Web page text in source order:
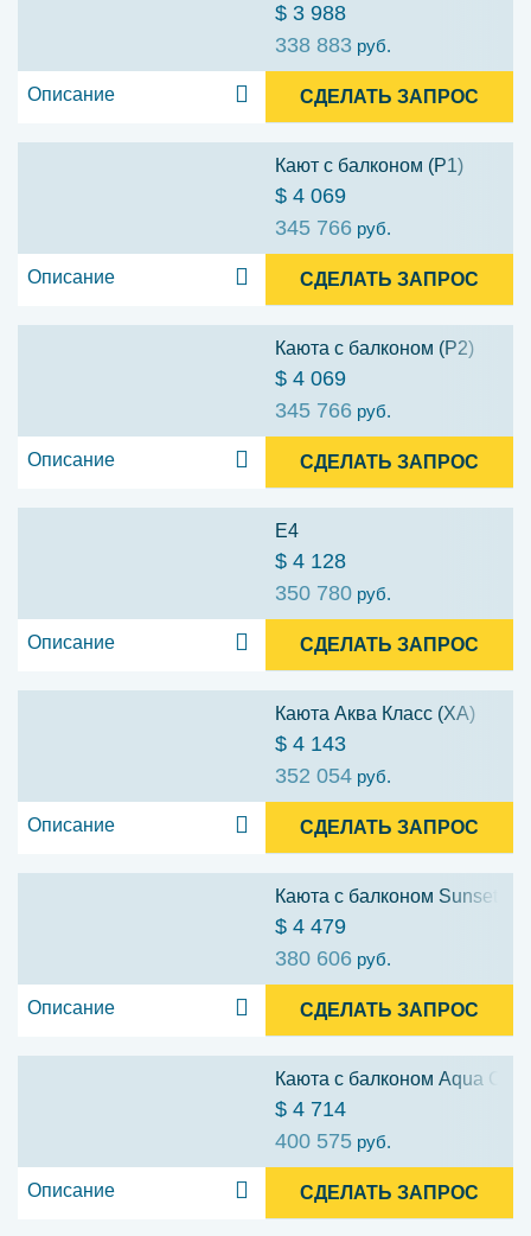
$ 3 988
338 883 руб.
Описание СДЕЛАТЬ ЗАПРОС
Кают с балконом (P1)
$ 4 069
345 766 руб.
Описание СДЕЛАТЬ ЗАПРОС
Каюта с балконом (P2)
$ 4 069
345 766 руб.
Описание СДЕЛАТЬ ЗАПРОС
E4
$ 4 128
350 780 руб.
Описание СДЕЛАТЬ ЗАПРОС
Каюта Аква Класс (XA)
$ 4 143
352 054 руб.
Описание СДЕЛАТЬ ЗАПРОС
Каюта с балконом Sunset
$ 4 479
380 606 руб.
Описание СДЕЛАТЬ ЗАПРОС
Каюта с балконом Aqua
$ 4 714
400 575 руб.
Описание СДЕЛАТЬ ЗАПРОС